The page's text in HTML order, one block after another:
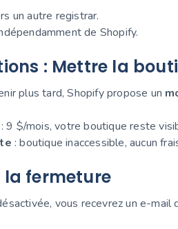
un autre registrar.
de Shopify.
: Mettre la
plus tard, Shopify propose un
: 9 $/mois, votre boutique reste
: boutique inaccessible, aucun
la fermeture
vous recevrez un e-